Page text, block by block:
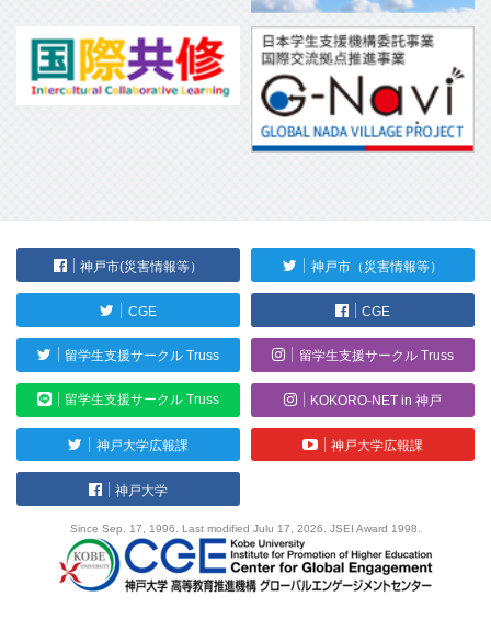
神戸市(災害情報等） 神戸市（災害情報等）
CGE CGE
留学生支援サークル Truss 留学生支援サークル Truss
留学生支援サークル Truss KOKORO-NET in 神戸
神戸大学広報課 神戸大学広報課
神戸大学
Since Sep. 17, 1996. Last modified Julu 17, 2026. JSEI Award 1998.